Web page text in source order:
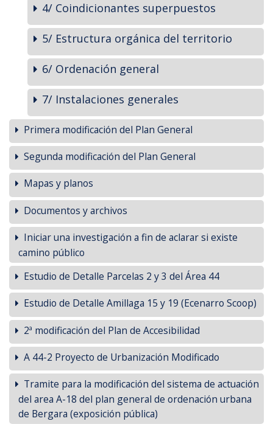
4/ Coindicionantes superpuestos
5/ Estructura orgánica del territorio
6/ Ordenación general
7/ Instalaciones generales
Primera modificación del Plan General
Segunda modificación del Plan General
Mapas y planos
Documentos y archivos
Iniciar una investigación a fin de aclarar si existe
camino público
Estudio de Detalle Parcelas 2 y 3 del Área 44
Estudio de Detalle Amillaga 15 y 19 (Ecenarro Scoop)
2ª modificación del Plan de Accesibilidad
A 44-2 Proyecto de Urbanización Modificado
Tramite para la modificación del sistema de actuación
del area A-18 del plan general de ordenación urbana
de Bergara (exposición pública)